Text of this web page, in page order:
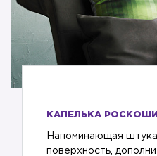
КАПЕЛЬКА РОСКОШИ
Напоминающая
поверхность,